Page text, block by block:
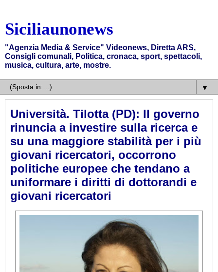
Siciliaunonews
"Agenzia Media & Service" Videonews, Diretta ARS,
Consigli comunali, Politica, cronaca, sport, spettacoli,
musica, cultura, arte, mostre.
▼
Università. Tilotta (PD): Il governo
rinuncia a investire sulla ricerca e
su una maggiore stabilità per i più
giovani ricercatori, occorrono
politiche europee che tendano a
uniformare i diritti di dottorandi e
giovani ricercatori